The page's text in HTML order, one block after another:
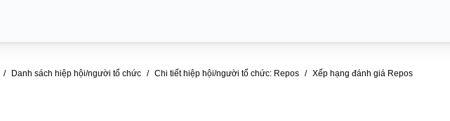
Danh sách hiệp hội/người tổ chức Chi tiết hiệp hội/người tổ chức: Repos Xếp hạng đánh giá Repos